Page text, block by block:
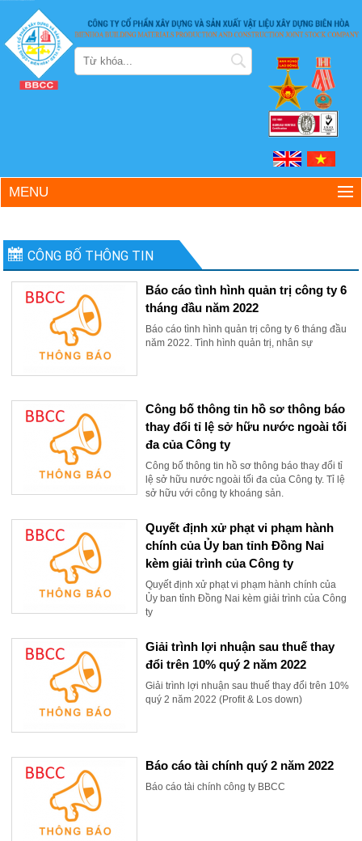
MENU
CÔNG BỐ THÔNG TIN
Báo cáo tình hình quản trị công ty 6
tháng đầu năm 2022
Báo cáo tình hình quản trị công ty 6 tháng đầu
năm 2022. Tình hình quản trị, nhân sự
Công bố thông tin hồ sơ thông báo
thay đổi tỉ lệ sở hữu nước ngoài tối
đa của Công ty
Công bố thông tin hồ sơ thông báo thay đổi tỉ
lệ sở hữu nước ngoài tối đa của Công ty. Tỉ lệ
sở hữu với công ty khoáng sản.
Quyết định xử phạt vi phạm hành
chính của Ủy ban tỉnh Đồng Nai
kèm giải trình của Công ty
Quyết định xử phạt vi phạm hành chính của
Ủy ban tỉnh Đồng Nai kèm giải trình của Công
ty
Giải trình lợi nhuận sau thuế thay
đổi trên 10% quý 2 năm 2022
Giải trình lợi nhuận sau thuế thay đổi trên 10%
quý 2 năm 2022 (Profit & Los down)
Báo cáo tài chính quý 2 năm 2022
Báo cáo tài chính công ty BBCC